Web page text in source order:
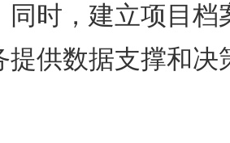
同时，建立项目档
提供数据支撑和决